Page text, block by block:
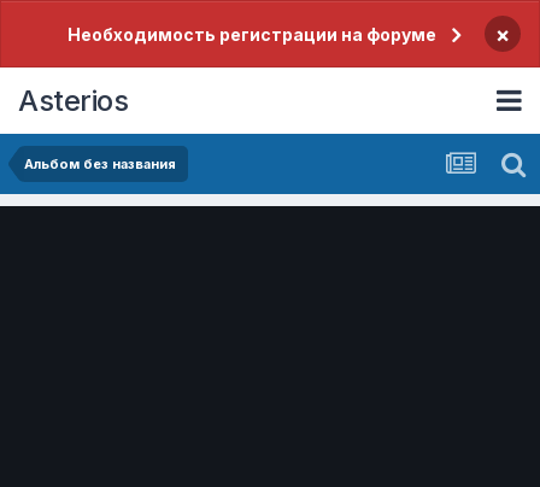
Необходимость регистрации на форуме ×
Asterios
Альбом без названия